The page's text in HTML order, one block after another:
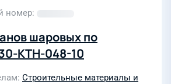
номер
шаровых по
КТН-048-10
Строительные материалы и